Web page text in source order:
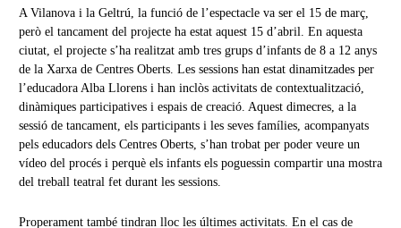
A Vilanova i la Geltrú, la funció de l’espectacle va ser el 15 de març,
però el tancament del projecte ha estat aquest 15 d’abril. En aquesta
ciutat, el projecte s’ha realitzat amb tres grups d’infants de 8 a 12 anys
de la Xarxa de Centres Oberts. Les sessions han estat dinamitzades per
l’educadora Alba Llorens i han inclòs activitats de contextualització,
dinàmiques participatives i espais de creació. Aquest dimecres, a la
sessió de tancament, els participants i les seves famílies, acompanyats
pels educadors dels Centres Oberts, s’han trobat per poder veure un
vídeo del procés i perquè els infants els poguessin compartir una mostra
del treball teatral fet durant les sessions.
Properament també tindran lloc les últimes activitats. En el cas de